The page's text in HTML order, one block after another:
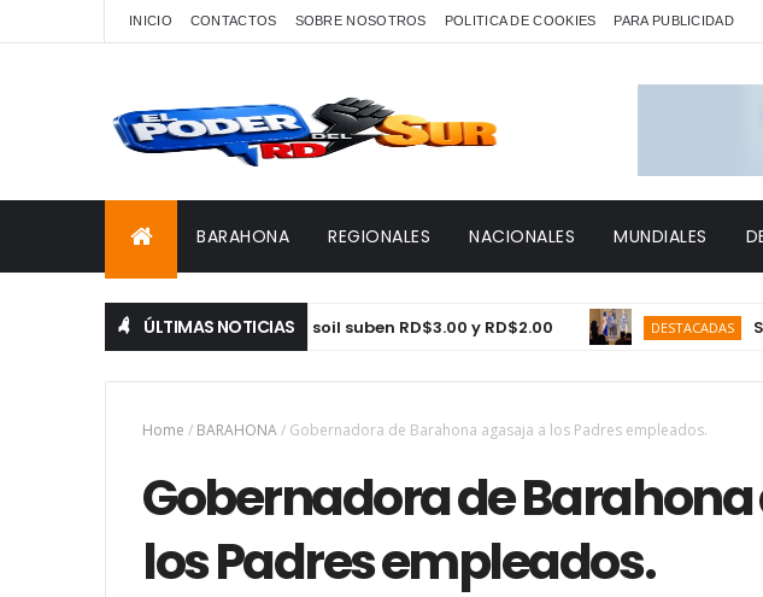
INICIO CONTACTOS SOBRE NOSOTROS POLITICA DE COOKIES PARA PUBLICIDAD
BARAHONA REGIONALES NACIONALES MUNDIALES
ÚLTIMAS NOTICIAS
Gasolina y gasoil suben RD$3.00 y RD$2.00 DESTACADAS SNS
Home / BARAHONA/ Gobernadora de Barahona agasaja a los Padres empleados.
Gobernadora de
los Padres empleados.